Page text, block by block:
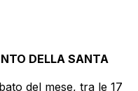
DELLA SANTA
del mese, tra le 17